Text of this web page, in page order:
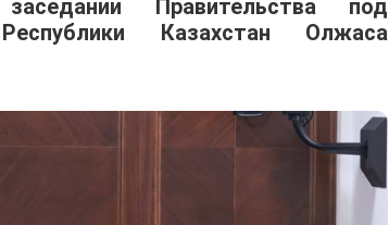
Правительства под
Казахстан Олжаса